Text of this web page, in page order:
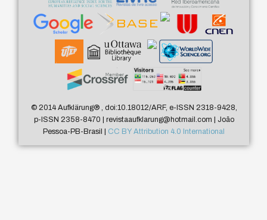
© 2014 Aufklärung®, doi:10.18012/ARF, e-ISSN 2318-9428,
p-ISSN 2358-8470 | revistaaufklarung@hotmail.com | João
Pessoa-PB-Brasil | CC BY Attribution 4.0 International